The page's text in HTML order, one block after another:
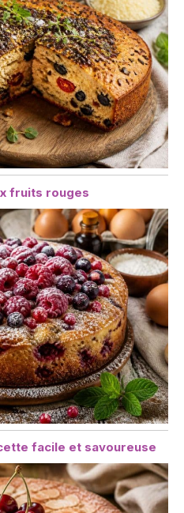
fruits rouges
facile et savoureuse